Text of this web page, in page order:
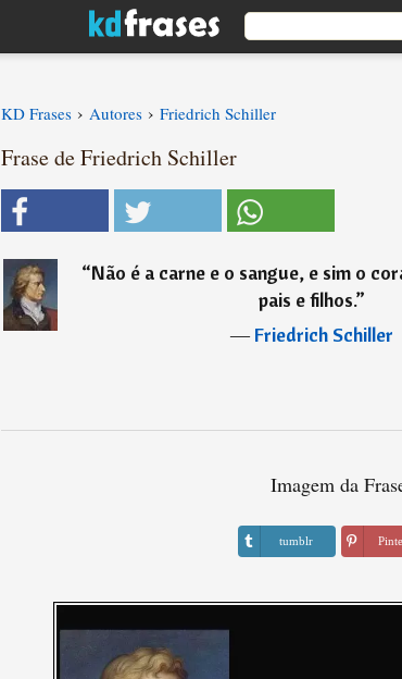
KD Frases › Autores › Friedrich Schiller
Frase de Friedrich Schiller
“Não é a carne e o sangue, e sim o
pais e filhos.”
―Friedrich Schiller
Imagem da
tumblr